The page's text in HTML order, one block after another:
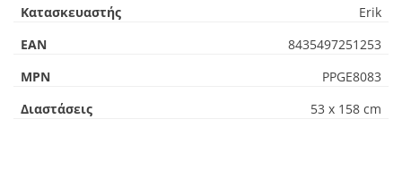
Κατασκευαστής
Erik
EAN
8435497251253
MPN
PPGE8083
Διαστάσεις
53 x 158 cm